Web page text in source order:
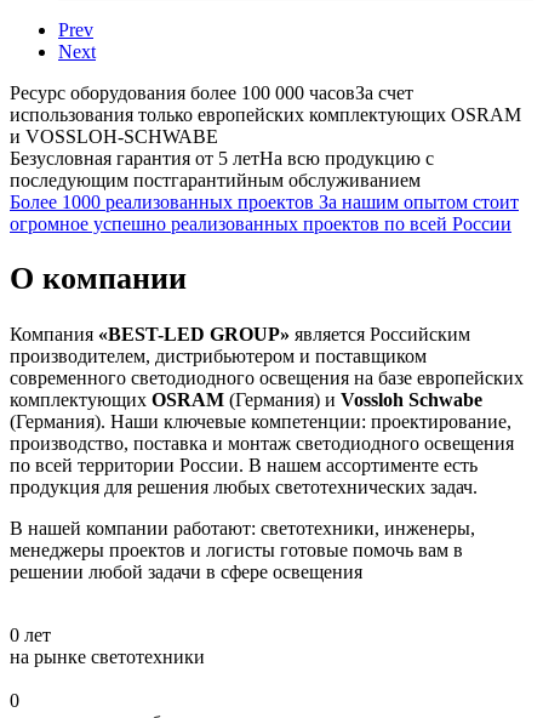
Prev
Next
Ресурс оборудования более 100 000 часовЗа счет
использования только европейских комплектующих OSRAM
и VOSSLOH-SCHWABE
Безусловная гарантия от 5 летНа всю продукцию с
последующим постгарантийным обслуживанием
Более 1000 реализованных проектов За нашим опытом стоит
огромное успешно реализованных проектов по всей России
О компании
Компания «BEST-LED GROUP» является Российским
производителем, дистрибьютером и поставщиком
современного светодиодного освещения на базе европейских
комплектующих OSRAM (Германия) и Vossloh Schwabe
(Германия). Наши ключевые компетенции: проектирование,
производство, поставка и монтаж светодиодного освещения
по всей территории России. В нашем ассортименте есть
продукция для решения любых светотехнических задач.
В нашей компании работают: светотехники, инженеры,
менеджеры проектов и логисты готовые помочь вам в
решении любой задачи в сфере освещения
0 лет
на рынке светотехники
0